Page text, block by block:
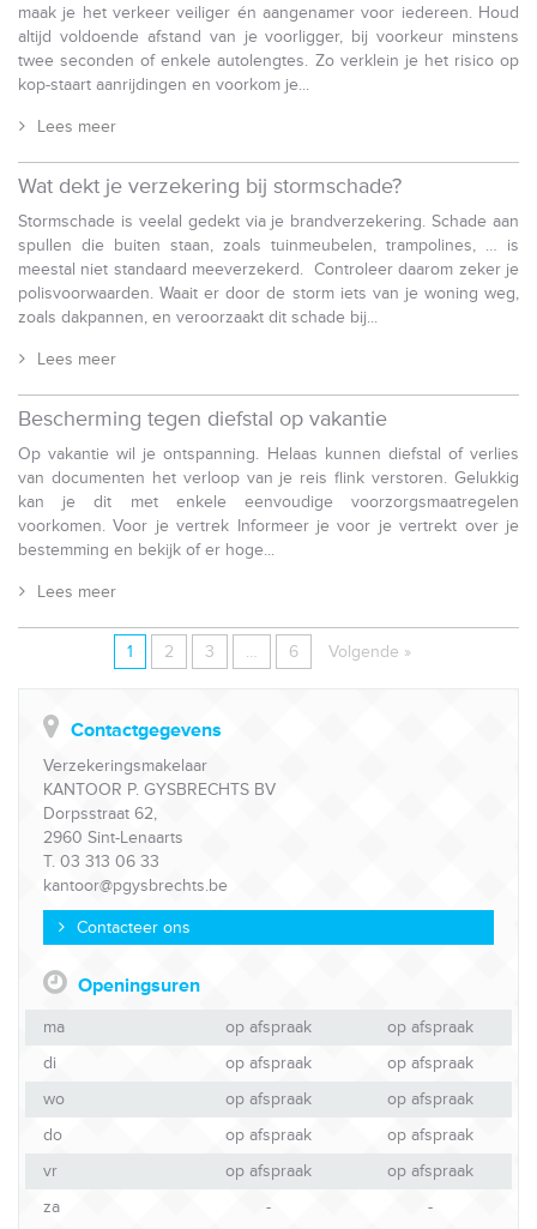
maak je het verkeer veiliger én aangenamer voor iedereen. Houd
altijd voldoende afstand van je voorligger, bij voorkeur minstens
twee seconden of enkele autolengtes. Zo verklein je het risico op
kop-staart aanrijdingen en voorkom je...
Lees meer
Wat dekt je verzekering bij stormschade?
Stormschade is veelal gedekt via je brandverzekering. Schade aan
spullen die buiten staan, zoals tuinmeubelen, trampolines, … is
meestal niet standaard meeverzekerd. Controleer daarom zeker je
polisvoorwaarden. Waait er door de storm iets van je woning weg,
zoals dakpannen, en veroorzaakt dit schade bij...
Lees meer
Bescherming tegen diefstal op vakantie
Op vakantie wil je ontspanning. Helaas kunnen diefstal of verlies
van documenten het verloop van je reis flink verstoren. Gelukkig
kan je dit met enkele eenvoudige voorzorgsmaatregelen
voorkomen. Voor je vertrek Informeer je voor je vertrekt over je
bestemming en bekijk of er hoge...
Lees meer
1 2 3 … 6 Volgende »
Contactgegevens
Verzekeringsmakelaar
KANTOOR P. GYSBRECHTS BV
Dorpsstraat 62,
2960 Sint-Lenaarts
T. 03 313 06 33
kantoor@pgysbrechts.be
Contacteer ons
Openingsuren
ma op afspraak
op afspraak
di
op afspraak
op afspraak
wo
op afspraak
op afspraak
do
op afspraak
op afspraak
vr
op afspraak
op afspraak
za
- -